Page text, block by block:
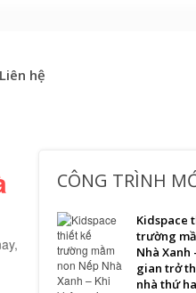
Liên hệ
CÔNG TRÌNH
Kidspace
trường
Nhà Xanh
gian trở
nhà thứ